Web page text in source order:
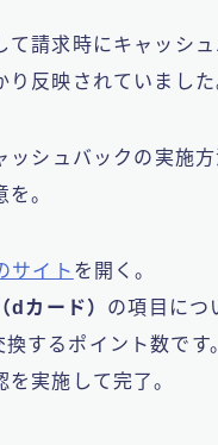
て請求時にキャッシ
り反映されていました
ッシュバックの実施
。
サイト を開く。
dカード） の項目につ
するポイント数です
実施して完了。